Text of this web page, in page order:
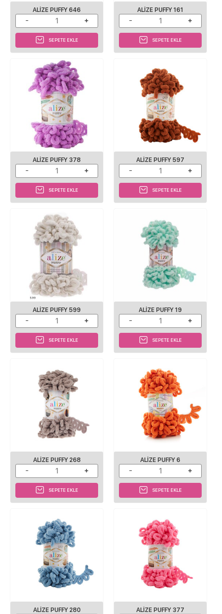
ALIZE PUFFY 646
SEPETE EKLE
ALIZE PUFFY 161
SEPETE EKLE
ALIZE PUFFY 378
SEPETE EKLE
ALIZE PUFFY 597
SEPETE EKLE
ALIZE PUFFY 599
SEPETE EKLE
ALIZE PUFFY 19
SEPETE EKLE
ALIZE PUFFY 268
SEPETE EKLE
ALIZE PUFFY 6
SEPETE EKLE
ALIZE PUFFY 280 ALIZE PUFFY 377